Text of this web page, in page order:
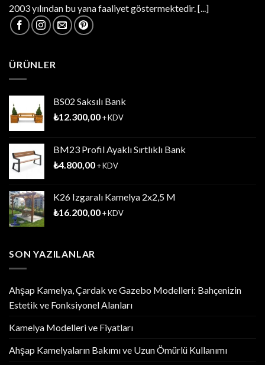
2003 yılından bu yana faaliyet göstermektedir.[...]
ÜRÜNLER
BS02 Saksılı Bank
₺12.300,00+ KDV
BM23 Profil Ayaklı Sırtlıklı Bank
₺4.800,00+ KDV
K26 Izgaralı Kamelya 2x2,5 M
₺16.200,00+ KDV
SON YAZILANLAR
Ahşap Kamelya, Çardak ve Gazebo Modelleri: Bahçenizin
Estetik ve Fonksiyonel Alanları
Kamelya Modelleri ve Fiyatları
Ahşap Kamelyaların Bakımı ve Uzun Ömürlü Kullanımı